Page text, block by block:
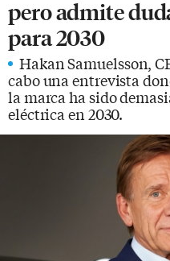
pero admite
para 2030
Hakan Samuelsson,
cabo una entrevista
la marca ha sido
eléctrica en 2030.